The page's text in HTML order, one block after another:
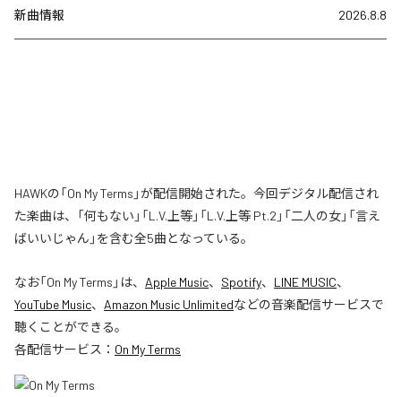
新曲情報 2026.8.8
HAWKの「On My Terms」が配信開始された。今回デジタル配信され
た楽曲は、「何もない」「L.V.上等」「L.V.上等 Pt.2」「二人の女」「言え
ばいいじゃん」を含む全5曲となっている。
なお「On My Terms 」は、 Apple Music、 Spotify、 LINE MUSIC、
YouTube Music、 Amazon Music Unlimitedなどの音楽配信サービスで
聴くことができる。
各配信サービス： On My Terms